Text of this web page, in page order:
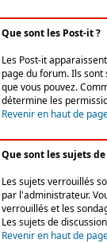
Que sont les Post-it ?
Les Post-it
page du forum. Ils
que vous pouvez.
détermine les
Revenir en haut de
Que sont les sujets
Les sujets verrouillés
par l'administrateur.
verrouillés et les
Les sujets de
Revenir en haut de